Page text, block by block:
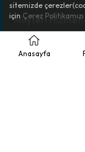
Müşteri
Ürün Rehberi
sitemizde
için Çerez Politikamızı
Anasayfa